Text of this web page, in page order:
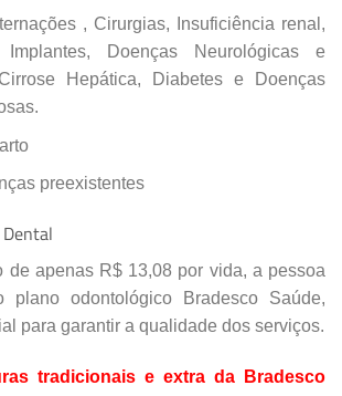
, Cirurgias, Insuficiência renal,
Implantes, Doenças Neurológicas e
Hepática, Diabetes e Doenças
preexistentes
de apenas R$ 13,08 por vida, a pessoa
plano odontológico Bradesco Saúde,
para garantir a qualidade dos serviços.
tradicionais e extra da Bradesco